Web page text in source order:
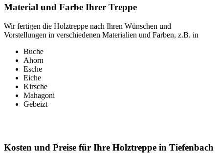
Material und Farbe Ihrer Treppe
Wir fertigen die Holztreppe nach Ihren Wünschen und
Vorstellungen in verschiedenen Materialien und Farben, z.B. in
Buche
Ahorn
Esche
Eiche
Kirsche
Mahagoni
Gebeizt
Kosten und Preise für Ihre Holztreppe in Tiefenbach